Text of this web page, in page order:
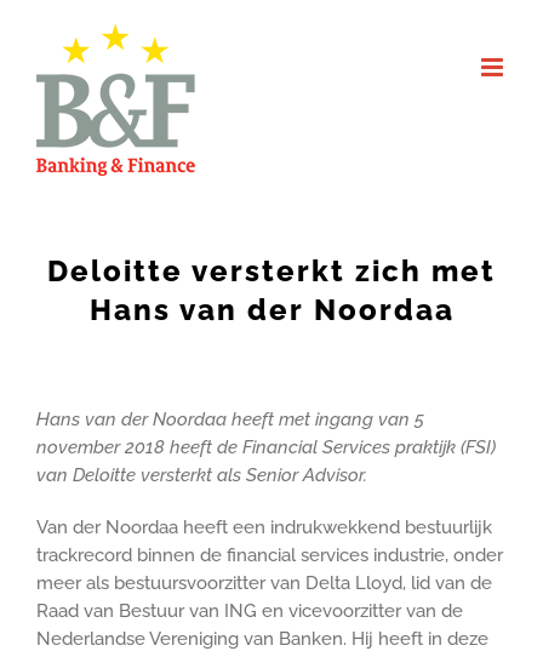
Deloitte versterkt zich met
Hans van der Noordaa
Hans van der Noordaa heeft met ingang van 5
november 2018 heeft de Financial Services praktijk (FSI)
van Deloitte versterkt als Senior Advisor.
Van der Noordaa heeft een indrukwekkend bestuurlijk
trackrecord binnen de financial services industrie, onder
meer als bestuursvoorzitter van Delta Lloyd, lid van de
Raad van Bestuur van ING en vicevoorzitter van de
Nederlandse Vereniging van Banken. Hij heeft in deze